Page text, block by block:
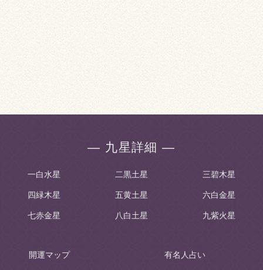
― 九星詳細 ―
一白水星 二黒土星 三碧木星
四緑木星 五黄土星 六白金星
七赤金星 八白土星 九紫火星
開運マップ 有名人占い